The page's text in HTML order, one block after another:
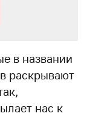
в названии
раскрывают
нас к